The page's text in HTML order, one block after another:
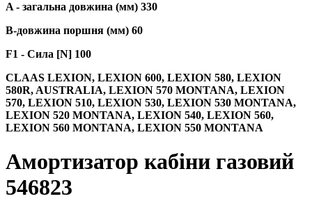
A - загальна довжина (мм) 330
B-довжина поршня (мм) 60
F1 - Сила [N] 100
CLAAS LEXION, LEXION 600, LEXION 580, LEXION
580R, AUSTRALIA, LEXION 570 MONTANA, LEXION
570, LEXION 510, LEXION 530, LEXION 530 MONTANA,
LEXION 520 MONTANA, LEXION 540, LEXION 560,
LEXION 560 MONTANA, LEXION 550 MONTANA
Амортизатор кабіни газовий
546823